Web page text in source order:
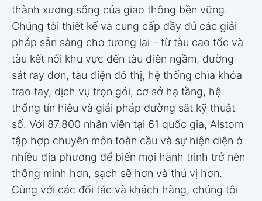
thành xương sống của giao thông bền vững.
Chúng tôi thiết kế và cung cấp đầy đủ các giải
pháp sẵn sàng cho tương lai – từ tàu cao tốc và
tàu kết nối khu vực đến tàu điện ngầm, đường
sắt ray đơn, tàu điện đô thị, hệ thống chìa khóa
trao tay, dịch vụ trọn gói, cơ sở hạ tầng, hệ
thống tín hiệu và giải pháp đường sắt kỹ thuật
số. Với 87.800 nhân viên tại 61 quốc gia, Alstom
tập hợp chuyên môn toàn cầu và sự hiện diện ở
nhiều địa phương để biến mọi hành trình trở nên
thông minh hơn, sạch sẽ hơn và thú vị hơn.
Cùng với các đối tác và khách hàng, chúng tôi